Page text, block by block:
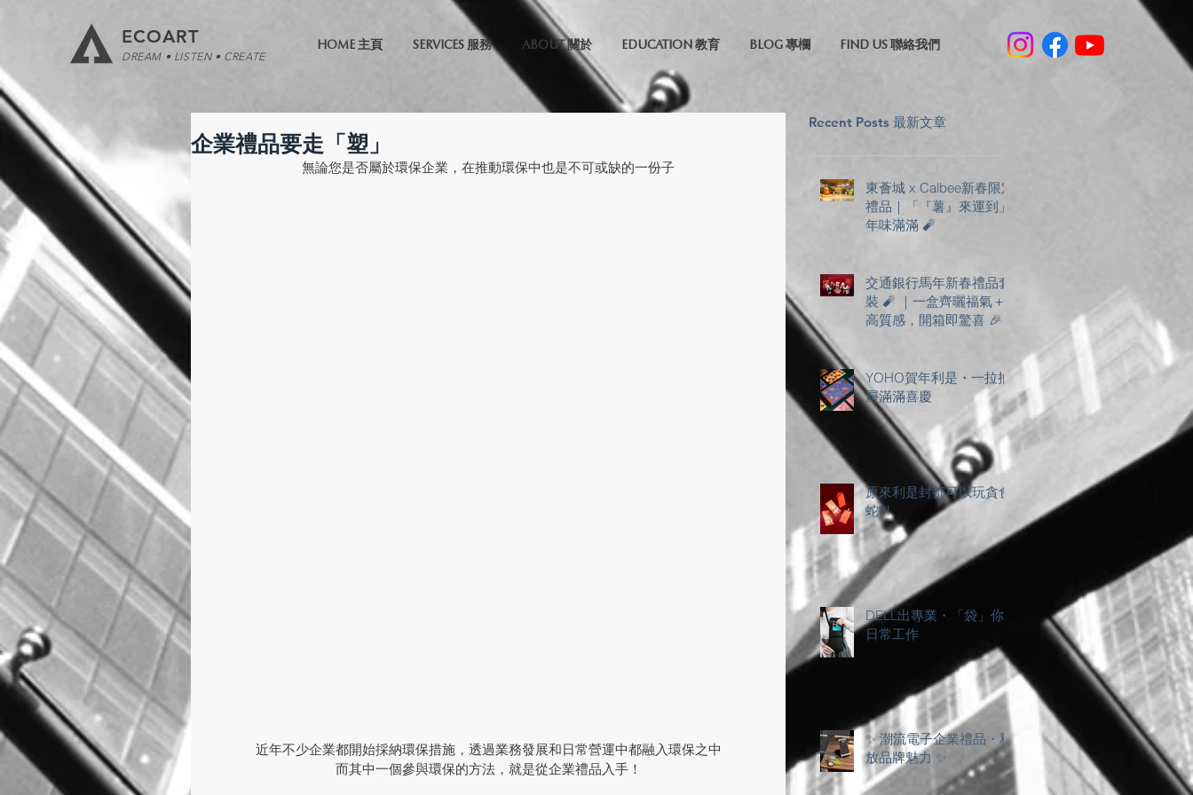
ECOART
DREAM • LISTEN • CREATE
HOME 主頁 SERVICES 服務 ABOUT 關於 EDUCATION 教育 BLOG 專欄 FIND US 聯絡我們
企業禮品要走「塑」
無論您是否屬於環保企業，在推動環保中也是不可或缺的一份子
近年不少企業都開始採納環保措施，透過業務發展和日常營運中都融入環保之中
而其中一個參與環保的方法，就是從企業禮品入手！
Recent Posts 最新文章
東薈城 x Calbee新春限定
禮品｜「『薯』來運到」
年味滿滿 🧨
交通銀行馬年新春禮品套
裝 🧨 ｜一盒齊曬福氣＋
高質感，開箱即驚喜 🎉
YOHO賀年利是・一拉抽
屜滿滿喜慶
原來利是封都可以玩貪食
蛇?!
DELL出專業・「袋」你
日常工作
✨ 潮流電子企業禮品・釋
放品牌魅力 ✨